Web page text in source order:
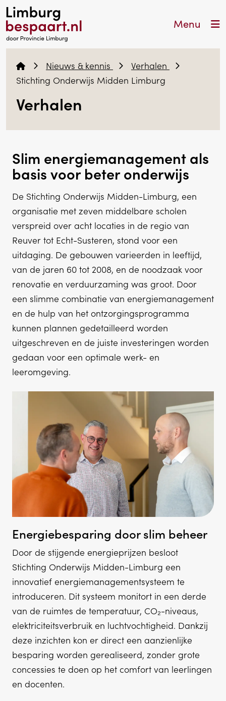
Menu
Nieuws & kennis
Verhalen
Stichting Onderwijs Midden Limburg
Verhalen
Slim energiemanagement als
basis voor beter onderwijs
De Stichting Onderwijs Midden-Limburg, een
organisatie met zeven middelbare scholen
verspreid over acht locaties in de regio van
Reuver tot Echt-Susteren, stond voor een
uitdaging. De gebouwen varieerden in leeftijd,
van de jaren 60 tot 2008, en de noodzaak voor
renovatie en verduurzaming was groot. Door
een slimme combinatie van energiemanagement
en de hulp van het ontzorgingsprogramma
kunnen plannen gedetailleerd worden
uitgeschreven en de juiste investeringen worden
gedaan voor een optimale werk- en
leeromgeving.
Energiebesparing door slim beheer
Door de stijgende energieprijzen besloot
Stichting Onderwijs Midden-Limburg een
innovatief energiemanagementsysteem te
introduceren. Dit systeem monitort in een derde
van de ruimtes de temperatuur, CO₂-niveaus,
elektriciteitsverbruik en luchtvochtigheid. Dankzij
deze inzichten kon er direct een aanzienlijke
besparing worden gerealiseerd, zonder grote
concessies te doen op het comfort van leerlingen
en docenten.